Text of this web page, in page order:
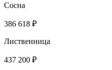
Сосна
386 618 ₽
Лиственница
437 200 ₽